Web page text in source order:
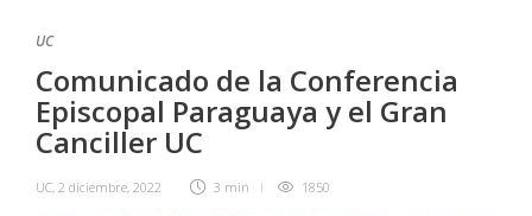
UC
Comunicado de la Conferencia
Episcopal Paraguaya y el Gran
Canciller UC
UC, 2 diciembre, 2022 3 min 1850